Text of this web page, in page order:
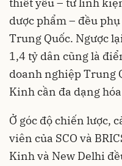
thiết yếu – từ linh
dược phẩm – đều
Trung Quốc. Ngược
1,4 tỷ dân cũng là
doanh nghiệp Trung
Kinh cần đa dạng
Ở góc độ chiến lược,
viên của SCO và
Kinh và New Delhi